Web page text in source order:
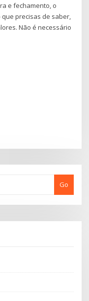
e fechamento, o
que precisas de saber,
Não é necessário
Go